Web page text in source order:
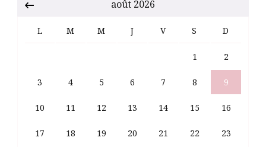
août 2026
L M M J V S D
1 2
3 4 5 6 7 8 9
10 11 12 13 14 15 16
17 18 19 20 21 22 23